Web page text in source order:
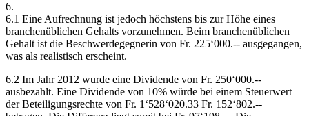
6.
6.1 Eine Aufrechnung ist jedoch höchstens bis zur Höhe eines
branchenüblichen Gehalts vorzunehmen. Beim branchenüblichen
Gehalt ist die Beschwerdegegnerin von Fr. 225‘000.-- ausgegangen,
was als realistisch erscheint.
6.2 Im Jahr 2012 wurde eine Dividende von Fr. 250‘000.--
ausbezahlt. Eine Dividende von 10% würde bei einem Steuerwert
der Beteiligungsrechte von Fr. 1‘528‘020.33 Fr. 152‘802.--